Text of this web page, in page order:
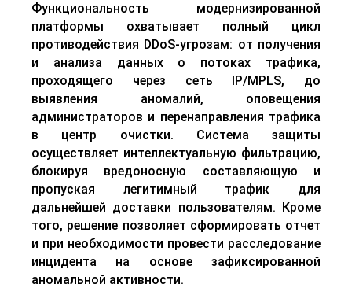
Функциональность модернизированной
платформы охватывает полный цикл
противодействия DDoS-угрозам: от получения
и анализа данных о потоках трафика,
проходящего через сеть IP/MPLS, до
выявления аномалий, оповещения
администраторов и перенаправления трафика
в центр очистки. Система защиты
осуществляет интеллектуальную фильтрацию,
блокируя вредоносную составляющую и
пропуская легитимный трафик для
дальнейшей доставки пользователям. Кроме
того, решение позволяет сформировать отчет
и при необходимости провести расследование
инцидента на основе зафиксированной
аномальной активности.